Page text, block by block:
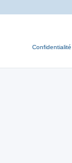
Confidentialité